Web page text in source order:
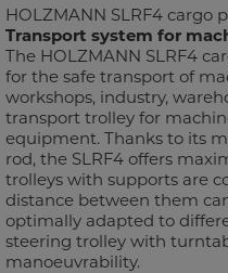
HOLZMANN SLRF4 cargo
Transport system for
The HOLZMANN SLRF4
for the safe transport of
workshops, industry,
transport trolley for
equipment. Thanks to its
rod, the SLRF4 offers
trolleys with supports are
distance between them
optimally adapted to
steering trolley with
manoeuvrability.